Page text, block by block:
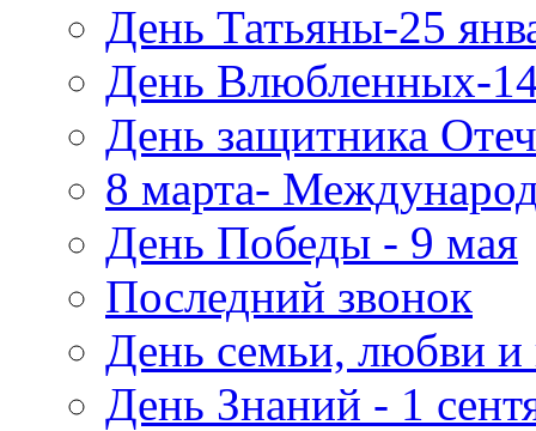
День Татьяны-25
День Влюбленных-
День защитника
8 марта-
День Победы - 9 мая
Последний звонок
День семьи, любви и
День Знаний - 1